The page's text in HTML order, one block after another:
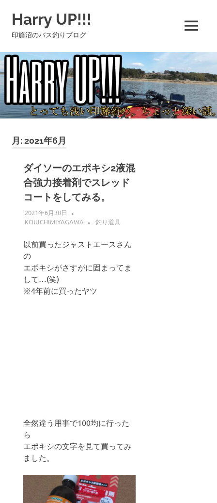
ツ
へ
ス
キ
ッ
プ
Harry UP!!!
印旛沼のバス釣りブログ MENU
月:2021年6月
ダイソーのエポキシ2液混
合強力接着剤でスレッド
コートをしてみる。
2021年6月30日
KOUICHIMIYAGAWA
釣り道具
以前買ったジャストエースさん
の
エポキシがさすがに固まってま
して…(笑)
※4年前に買ったヤツ
全然違う用事で100均に行った
ら
エポキシの文字を見て買ってみ
ました。